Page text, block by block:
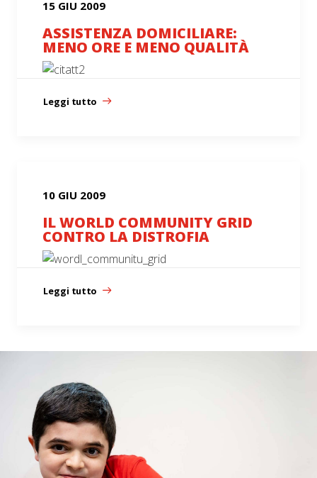
15 GIU 2009
ASSISTENZA DOMICILIARE:
MENO ORE E MENO QUALITÀ
Leggi tutto
10 GIU 2009
IL WORLD COMMUNITY GRID
CONTRO LA DISTROFIA
Leggi tutto